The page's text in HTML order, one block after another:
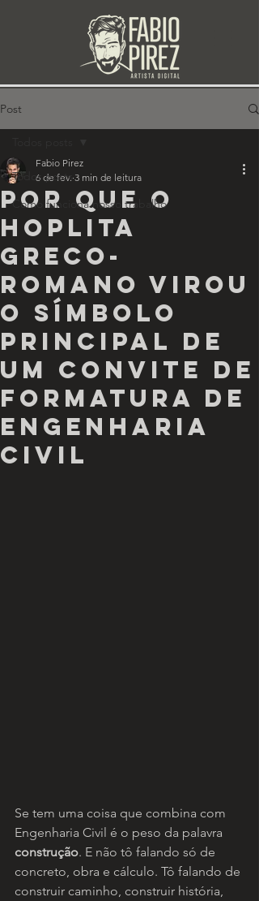
Post
Todos posts
Como funciona nosso trabalho
por que o
hoplita
greco-
romano virou
o símbolo
principal de
um convite de
Formatura de
Engenharia
Civil
Fabio Pirez
6 de fev. 3 min de leitura
Se tem uma coisa que combina com
Engenharia Civil é o peso da palavra
construção. E não tô falando só de
concreto, obra e cálculo. Tô falando de
construir caminho, construir história,